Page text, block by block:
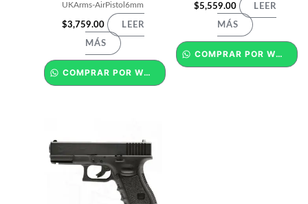
UKArms-AirPistol6mm
$3,759.00 LEER
MÁS
COMPRAR POR WHATSAPP
$5,559.00 LEER
MÁS
COMPRAR POR WHATSAPP